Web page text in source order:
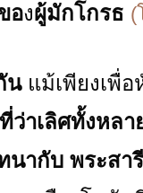
องผู้มักโกรธ (
น แม้เพียงเพื่อ
ว่าเลิศทั้งหล
นากับ พระสา